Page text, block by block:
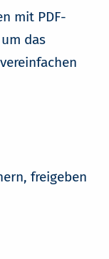
mit PDF-
das
freigeben